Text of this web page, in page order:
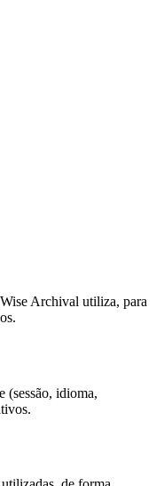
Archival utiliza, para
(sessão, idioma,